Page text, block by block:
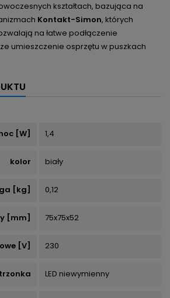
kształtach, bazująca na
Kontakt-Simon, których
na łatwe podłączenie
umieszczenie osprzętu w puszkach
[W] 1,4
kolor biały
[kg] 0,12
[mm] 75x75x52
[V] 230
LED niewymienny